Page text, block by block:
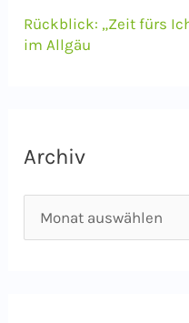
Rückblick: „Zeit fürs
im Allgäu
Archiv
r